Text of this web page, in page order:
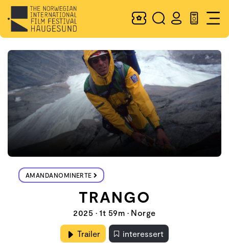
AMANDANOMINERTE
TRANGO
2025 • 1t 59m • Norge
Trailer interessert